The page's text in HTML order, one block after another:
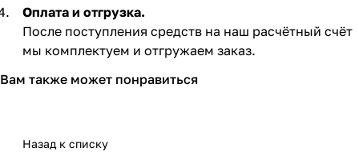
Оплата и отгрузка.
После поступления средств на наш расчётный счёт
мы комплектуем и отгружаем заказ.​
Вам также может понравиться
Назад к списку